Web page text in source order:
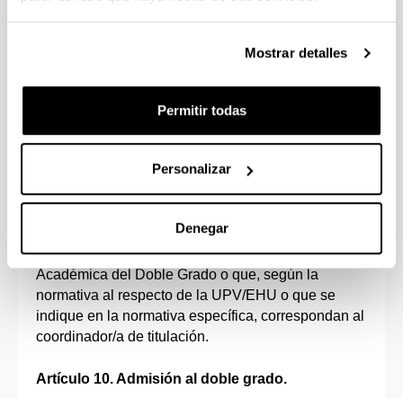
Mostrar detalles
Permitir todas
Personalizar
Denegar
Artículo 9. Funciones del Coordinador o de la
Las funciones del coordinador o de la coordinadora
del doble grado serán las siguientes:
– Ejecutar los acuerdos adoptados por la Comisión
Académica del Doble Grado.
– Otras funciones que le encomiende la Comisión
Académica del Doble Grado o que, según la
normativa al respecto de la UPV/EHU o que se
indique en la normativa específica, correspondan al
coordinador/a de titulación.
Artículo 10. Admisión al doble grado.